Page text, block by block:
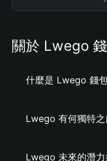
關於 Lwego
什麼是 Lwego 錢
Lwego 有何獨特之
Lwego 未來的潛力